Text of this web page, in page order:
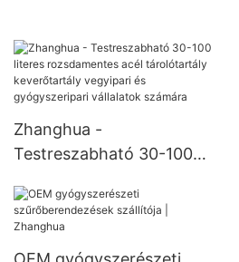
Zhanghua -
Testreszabható 30-100
tárolótartály keverőtartály
vegyipari és
gyógyszeripari vállalatok